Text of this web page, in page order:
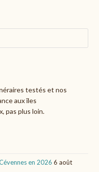
testés et nos
aux îles
pas plus loin.
en 2026 6 août